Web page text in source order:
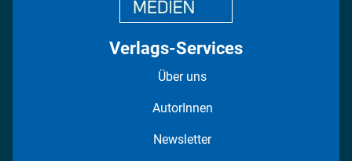
Verlags-Services
Über uns
AutorInnen
Newsletter